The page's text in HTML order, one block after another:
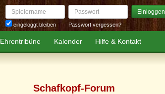
Spielername
eingeloggt bleiben
Passwort Einloggen
Passwort vergessen?
Ehrentribüne Kalender Hilfe & Kontakt
Schafkopf-Forum